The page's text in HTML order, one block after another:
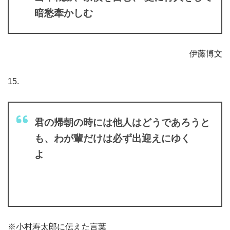
暗愁牽かしむ
伊藤博文
15.
君の帰朝の時には他人はどうであろうと
も、わが輩だけは必ず出迎えにゆく
よ
※小村寿太郎に伝えた言葉